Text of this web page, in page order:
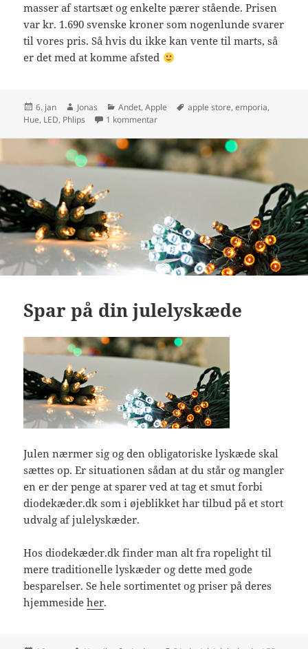
masser af startsæt og enkelte pærer stående. Prisen
var kr. 1.690 svenske kroner som nogenlunde svarer
til vores pris. Så hvis du ikke kan vente til marts, så
er det med at komme afsted
Udgivet
i
6. jan Forfatter
Jonas Kategorier
Andet,Apple Tags
apple store,emporia,
Hue, LED, Phlips 1 kommentartil Philips Hue – Få fat på din startpakke
Spar på din julelyskæde
Julen nærmer sig og den obligatoriske lyskæde skal
sættes op. Er situationen sådan at du står og mangler
en er der penge at sparer ved at tag et smut forbi
diodekæder.dk som i øjeblikket har tilbud på et stort
udvalg af julelyskæder.
Hos diodekæder.dk finder man alt fra ropelight til
mere traditionelle lyskæder og dette med gode
besparelser. Se hele sortimentet og priser på deres
hjemmesideher.